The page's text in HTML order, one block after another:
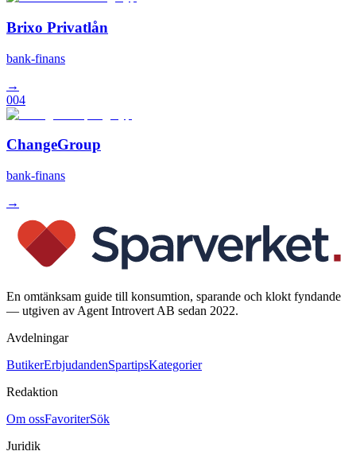
Brixo Privatlån
bank-finans
→
004
ChangeGroup
bank-finans
→
En omtänksam guide till konsumtion, sparande och klokt fyndande
— utgiven av Agent Introvert AB sedan 2022.
Avdelningar
ButikerErbjudandenSpartipsKategorier
Redaktion
Om ossFavoriterSök
Juridik